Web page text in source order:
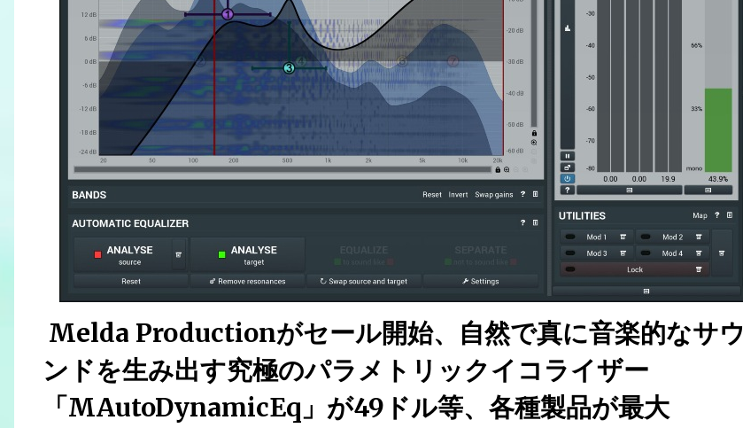
Melda Productionがセール開始、自然で真に音楽的なサウ
ンドを生み出す究極のパラメトリックイコライザー
「MAutoDynamicEq」が49ドル等、各種製品が最大